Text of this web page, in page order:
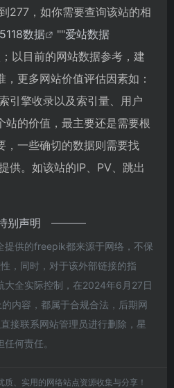
277，如你需要查询该站的相
5118数据 ""爱站数据
以目前的网站数据参考，建
更多网站价值评估因素如：
引擎收录以及索引量、用户
站的价值，最主要还是需要根
，一些确切的数据则需要找
供。如该站的IP、PV、跳出
别声明
提供的freepik都来源于网络，不保
，同时，对于该外部链接的指
大全实际控制，在2024年6月27日
内容，都属于合规合法，后期网
接联系网站管理员进行删除，星
何责任。
、实用的网络站点资源收集与分享！